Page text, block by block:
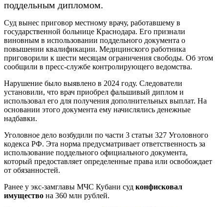
поддельным дипломом.
Суд вынес приговор местному врачу, работавшему в
государственной больнице Краснодара. Его признали
виновным в использовании поддельного документа о
повышении квалификации. Медицинского работника
приговорили к шести месяцам ограничения свободы. Об этом
сообщили в пресс-службе контролирующего ведомства.
Нарушение было выявлено в 2024 году. Следователи
установили, что врач приобрел фальшивый диплом и
использовал его для получения дополнительных выплат. На
основании этого документа ему начислялись денежные
надбавки.
Уголовное дело возбудили по части 3 статьи 327 Уголовного
кодекса РФ. Эта норма предусматривает ответственность за
использование поддельного официального документа,
который предоставляет определенные права или освобождает
от обязанностей.
Ранее у экс-замглавы МЧС Кубани суд конфисковал
имущество на 360 млн рублей.